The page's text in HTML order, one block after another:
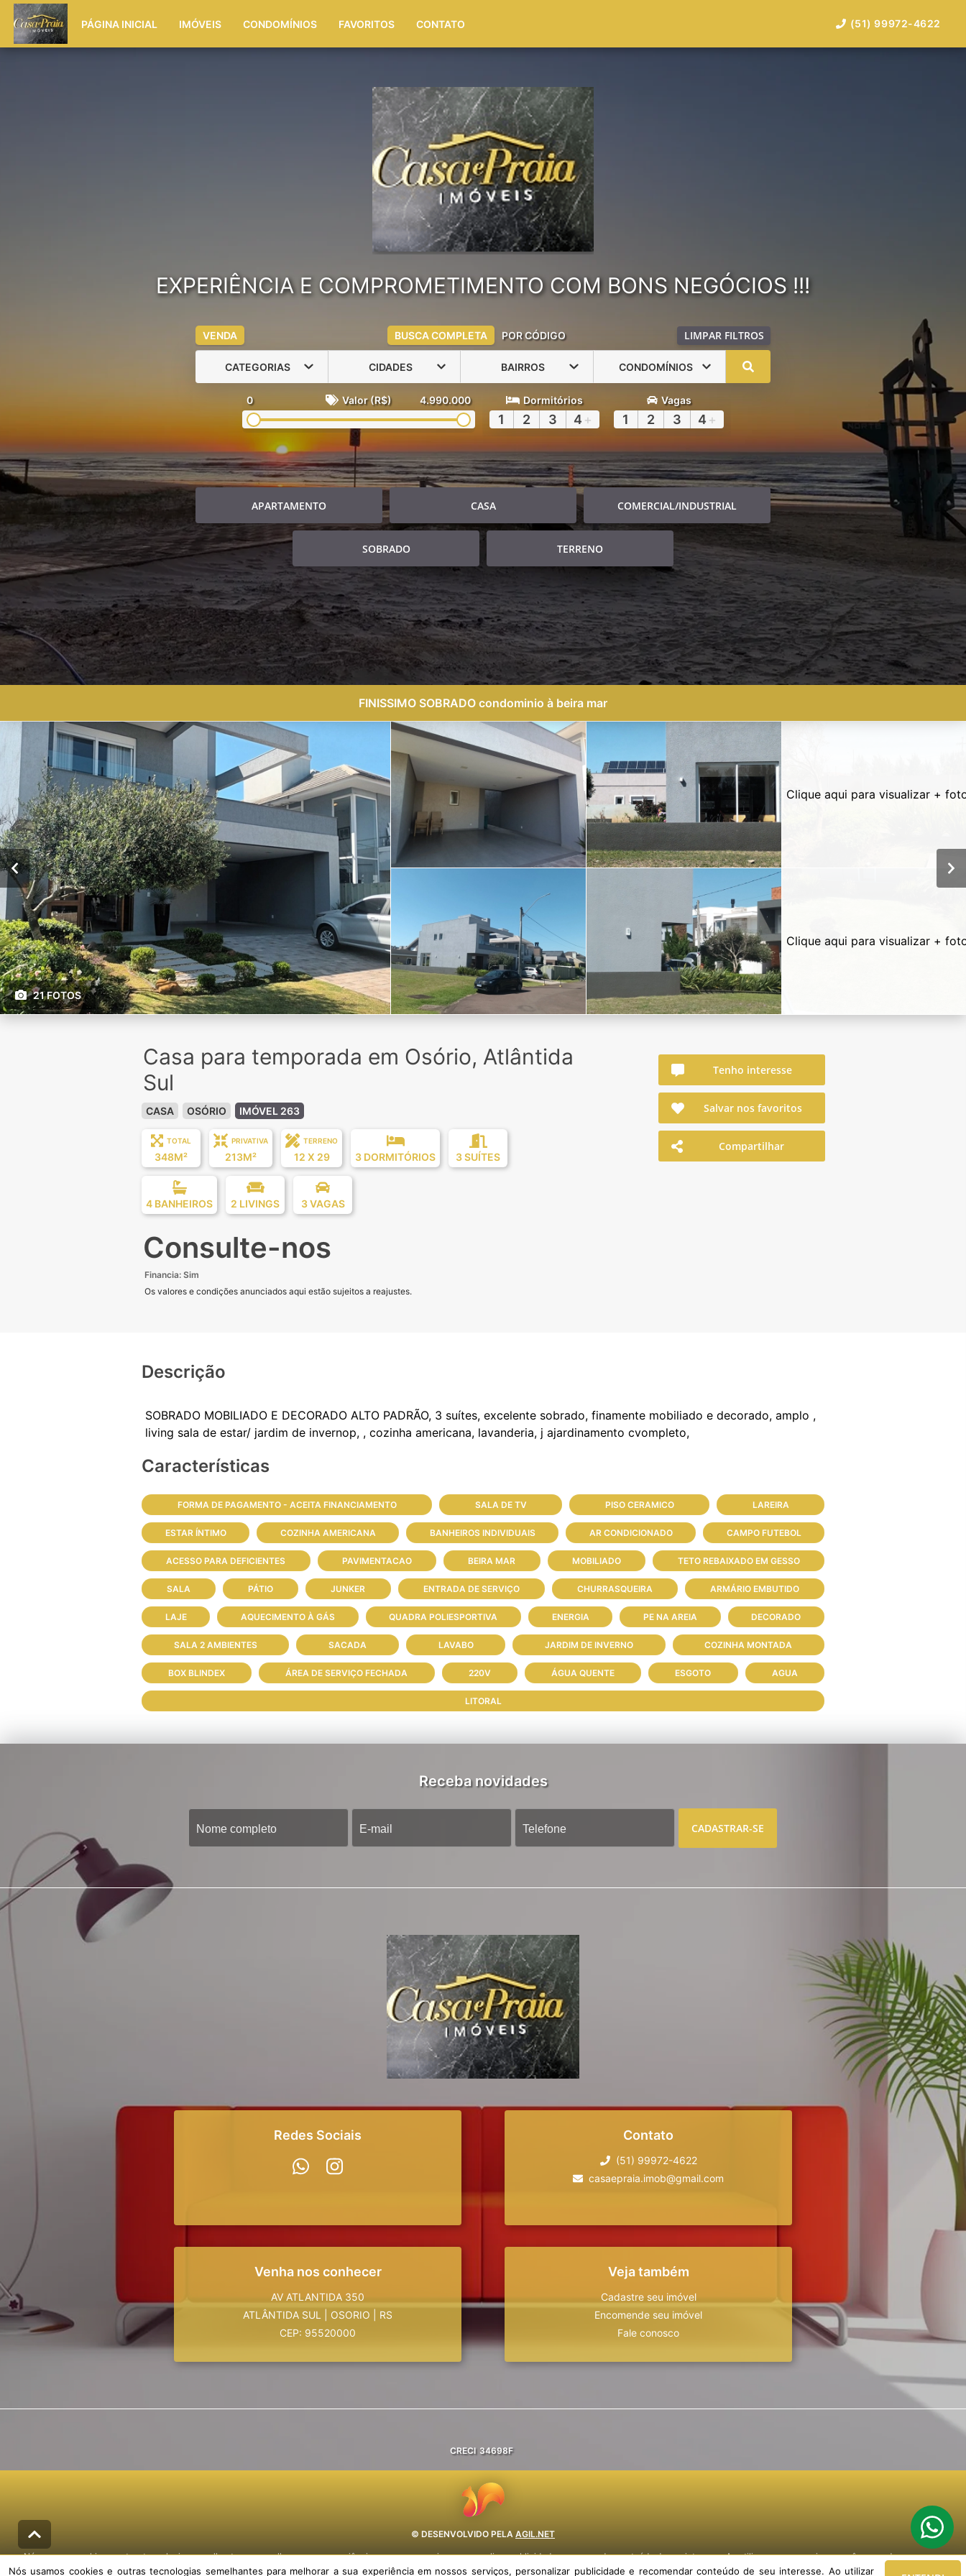
(51) 99972-4622
PÁGINA INICIAL IMÓVEIS CONDOMÍNIOS FAVORITOS CONTATO (51) 99972-4622
EXPERIÊNCIA E COMPROMETIMENTO COM BONS NEGÓCIOS !!!
VENDA BUSCA COMPLETA POR CÓDIGO LIMPAR FILTROS
CATEGORIAS CIDADES BAIRROS CONDOMÍNIOS
0 Valor (R$) 4.990.000 Dormitórios
1 2 3 4 +
Vagas
1 2 3 4 +
APARTAMENTO CASA COMERCIAL/INDUSTRIAL
SOBRADO TERRENO
FINISSIMO SOBRADO condominio à beira mar
21 FOTOS
Clique aqui para visualizar +
Clique aqui para visualizar +
Casa para temporada em Osório, Atlântida
Sul
CASA OSÓRIO IMÓVEL 263
TOTAL
348M²
PRIVATIVA
213M²
TERRENO
12 X 29 3 DORMITÓRIOS 3 SUÍTES
4 BANHEIROS 2 LIVINGS 3 VAGAS
Consulte-nos
Financia: Sim
Os valores e condições anunciados aqui estão sujeitos a reajustes.
Tenho interesse
Salvar nos favoritos
Compartilhar
Descrição
SOBRADO MOBILIADO E DECORADO ALTO PADRÃO, 3 suítes, excelente sobrado, finamente mobiliado e decorado, amplo ,
Características
FORMA DE PAGAMENTO - ACEITA FINANCIAMENTO SALA DE TV PISO CERAMICO LAREIRA
ESTAR ÍNTIMO COZINHA AMERICANA BANHEIROS INDIVIDUAIS AR CONDICIONADO CAMPO FUTEBOL
ACESSO PARA DEFICIENTES PAVIMENTACAO BEIRA MAR MOBILIADO TETO REBAIXADO EM GESSO
SALA PÁTIO JUNKER ENTRADA DE SERVIÇO CHURRASQUEIRA ARMÁRIO EMBUTIDO
LAJE AQUECIMENTO À GÁS QUADRA POLIESPORTIVA ENERGIA PE NA AREIA DECORADO
SALA 2 AMBIENTES SACADA LAVABO JARDIM DE INVERNO COZINHA MONTADA
BOX BLINDEX ÁREA DE SERVIÇO FECHADA 220V ÁGUA QUENTE ESGOTO AGUA
LITORAL
Receba novidades
CADASTRAR-SE
Redes Sociais Contato
(51) 99972-4622
casaepraia.imob@gmail.com
Venha nos conhecer
AV ATLANTIDA 350
ATLÂNTIDA SUL
OSORIO
RS
CEP: 95520000
Veja também
Cadastre seu imóvel
Encomende seu imóvel
Fale conosco
CRECI 34698F
© DESENVOLVIDO PELA AGIL.NET
Nós usamos cookies e outras tecnologias semelhantes para melhorar a sua experiência em nossos serviços, personalizar publicidade e recomendar conteúdo de seu interesse. Ao utilizar nossos serviços, você concorda com nossa
política de privacidade e termos de uso.
Nós usamos cookies e outras tecnologias semelhantes para melhorar a sua experiência em nossos serviços, personalizar publicidade e recomendar conteúdo de seu interesse. Ao utilizar